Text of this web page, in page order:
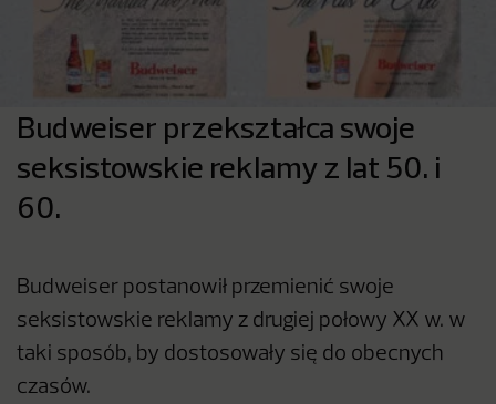
Budweiser przekształca swoje
seksistowskie reklamy z lat 50. i
60.
Budweiser postanowił przemienić swoje
seksistowskie reklamy z drugiej połowy XX w. w
taki sposób, by dostosowały się do obecnych
czasów.